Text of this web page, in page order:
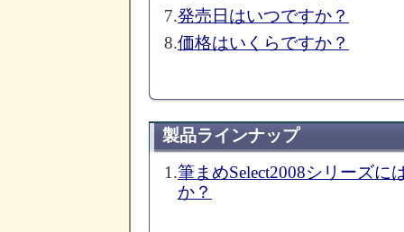
7.発売日はいつですか？
8.価格はいくらですか？
製品ラインナップ
1.筆まめSelect2008シリーズ
か？